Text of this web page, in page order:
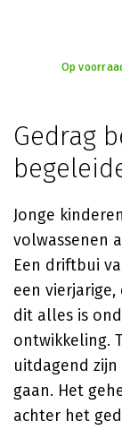
Op
Gedrag
Jonge
volwassenen
Een driftbui
een
dit alles is
ontwikkeling.
uitdagend
gaan. Het
achter het